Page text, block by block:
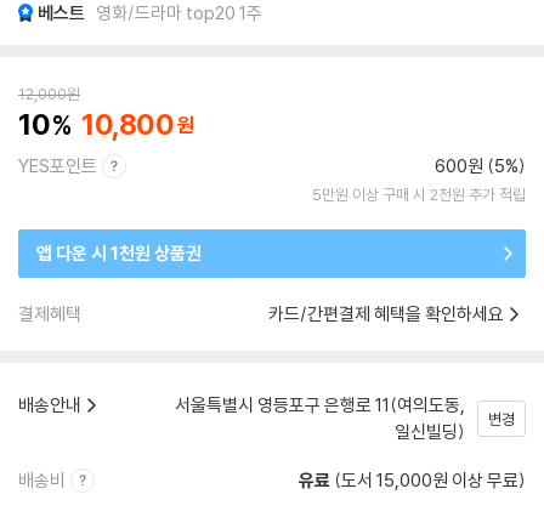
베스트 영화/드라마 top20 1주
12,000원
10 10,800
YES포인트 600원 (5%)
5만원 이상 구매 시 2천원 추가 적립
앱 다운 시 1천원 상품권
결제혜택 카드/간편결제 혜택을 확인하세요
배송안내
서울특별시 영등포구 은행로 11(여의도동,
일신빌딩)
변경
배송비 유료 (도서 15,000원 이상 무료)